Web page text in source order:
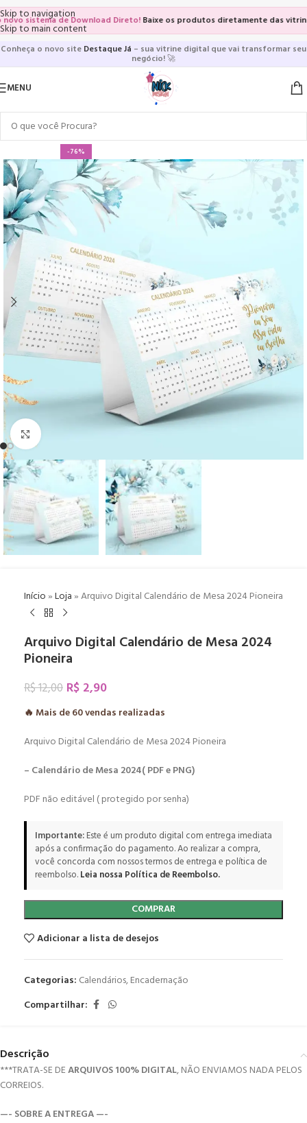
Skip to navigation
Skip to main content
sistema de Download Direto!Baixe os produtos diretamente das vitrines
Conheça o novo site Destaque Já – sua vitrine digital que vai transformar seu
negócio!🚀
MENU
-76%
Click to enlarge
Início»Loja»Arquivo Digital Calendário de Mesa 2024 Pioneira
Arquivo Digital Calendário de Mesa 2024
Pioneira
R$12,00 R$ 2,90
🔥 Mais de60vendas realizadas
Arquivo Digital Calendário de Mesa 2024 Pioneira
– Calendário de Mesa 2024( PDF e PNG)
PDF não editável ( protegido por senha)
Importante:Este é um produto digital com entrega imediata
após a confirmação do pagamento. Ao realizar a compra,
você concorda com nossos termos de entrega e política de
reembolso.Leia nossa Política de Reembolso.
COMPRAR
Adicionar a lista de desejos
Categorias: Calendários,Encadernação
Compartilhar:
Descrição
***TRATA-SE DEARQUIVOS 100% DIGITAL, NÃO ENVIAMOS NADA PELOS
CORREIOS.
—- SOBRE A ENTREGA —-